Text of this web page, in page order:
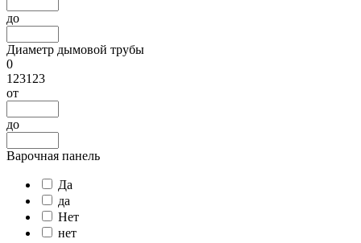
до
Диаметр дымовой трубы
0
123123
от
до
Варочная панель
Да
да
Нет
нет